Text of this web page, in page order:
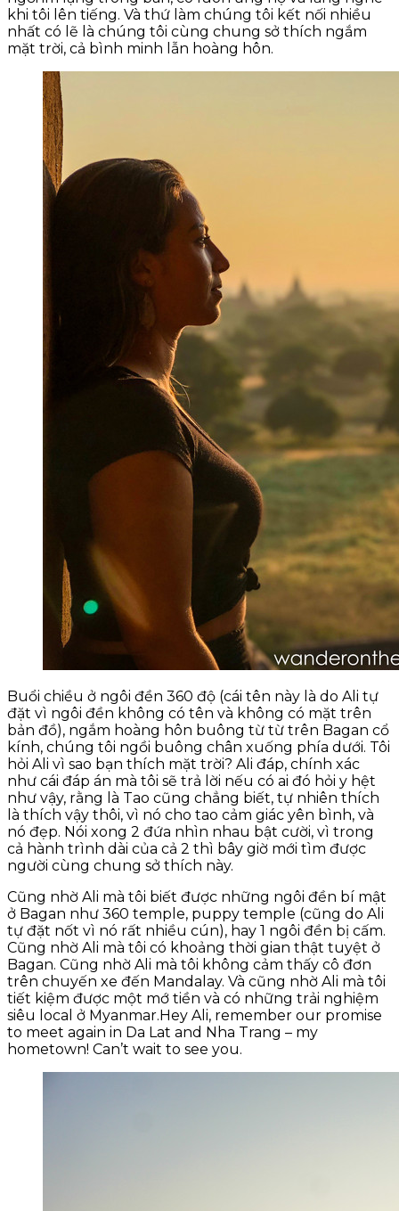
khi tôi lên tiếng. Và thứ làm chúng tôi kết nối nhiều
nhất có lẽ là chúng tôi cùng chung sở thích ngắm
mặt trời, cả bình minh lẫn hoàng hôn.
Buổi chiều ở ngôi đền 360 độ (cái tên này là do Ali tự
đặt vì ngôi đền không có tên và không có mặt trên
bản đồ), ngắm hoàng hôn buông từ từ trên Bagan cổ
kính, chúng tôi ngồi buông chân xuống phía dưới. Tôi
hỏi Ali vì sao bạn thích mặt trời? Ali đáp, chính xác
như cái đáp án mà tôi sẽ trả lời nếu có ai đó hỏi y hệt
như vậy, rằng là Tao cũng chẳng biết, tự nhiên thích
là thích vậy thôi, vì nó cho tao cảm giác yên bình, và
nó đẹp. Nói xong 2 đứa nhìn nhau bật cười, vì trong
cả hành trình dài của cả 2 thì bây giờ mới tìm được
người cùng chung sở thích này.
Cũng nhờ Ali mà tôi biết được những ngôi đền bí mật
ở Bagan như 360 temple, puppy temple (cũng do Ali
tự đặt nốt vì nó rất nhiều cún), hay 1 ngôi đền bị cấm.
Cũng nhờ Ali mà tôi có khoảng thời gian thật tuyệt ở
Bagan. Cũng nhờ Ali mà tôi không cảm thấy cô đơn
trên chuyến xe đến Mandalay. Và cũng nhờ Ali mà tôi
tiết kiệm được một mớ tiền và có những trải nghiệm
siêu local ở Myanmar.Hey Ali, remember our promise
to meet again in Da Lat and Nha Trang – my
hometown! Can’t wait to see you.